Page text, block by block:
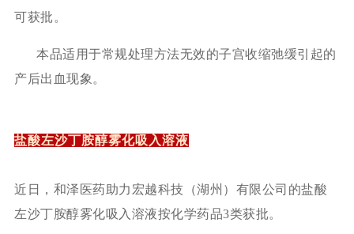
可获批。
本品适用于常规处理方法无效的子宫收缩弛缓引起的
产后出血现象。
盐酸左沙丁胺醇雾化吸入溶液
近日，和泽医药助力宏越科技（湖州）有限公司的盐酸
左沙丁胺醇雾化吸入溶液按化学药品3类获批。